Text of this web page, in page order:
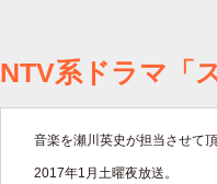
NTV系ドラマ「
音楽を瀬川英史が担当させて
2017年1月土曜夜放送。